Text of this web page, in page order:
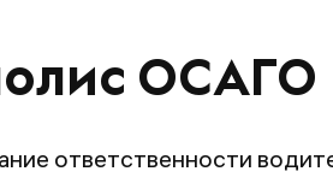
ОСАГО
ответственности